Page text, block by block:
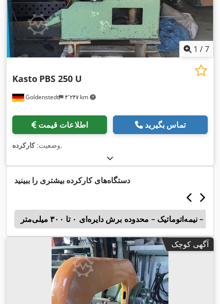
1 /7
Goldenstedt ۴٬۲۴۷ km
Kasto PBS 250 U
اطلاعات قیمت تماس بگیرید
وضعیت:کارکرده ,
دستگاه‌های کارکرده بیشتری را ببینید
– نیمه‌اتوماتیک – محدوده برش دایره‌ای ۰ تا ۳۰۰ میلی‌متر
آگهی کوچک